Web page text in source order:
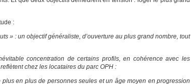
:
» : un objectif généraliste, d’ouverture au plus grand nombre, tout
concentration de certains profils, en cohérence avec les
chez les locataires du parc OPH :
en plus de personnes seules et un âge moyen en progression